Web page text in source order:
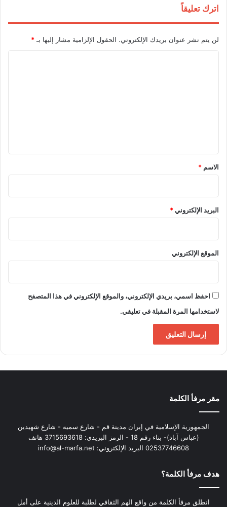
اترك تعليقاً
لن يتم نشر عنوان بريدك الإلكتروني. الحقول الإلزامية مشار إليها بـ *
*
الاسم *
البريد الإلكتروني*
الموقع الإلكتروني
احفظ اسمي، بريدي الإلكتروني، والموقع الإلكتروني في هذا المتصفح
لاستخدامها المرة المقبلة في تعليقي.
مقر مرفأ الكلمة
الجمهورية الإسلامية في إيران مدينة قم - شارع سميه - شارع شهيدين
(عباس آباد)- بناء رقم 18 - الرمز البريدي: 3715693618 هاتف
02537746608 البريد الإلكتروني: info@al-marfa.net
هدف مرفأ الكلمة؟
انطلق مرفأ الكلمة من واقع الهم الثقافي لطلبة للعلوم الدينية على أمل